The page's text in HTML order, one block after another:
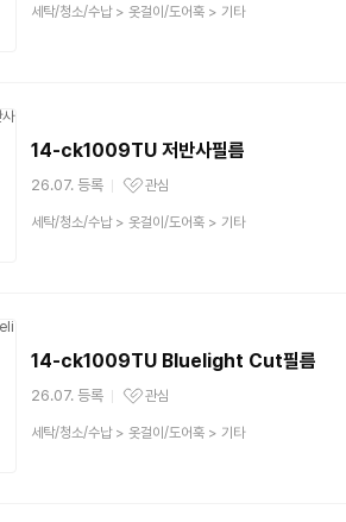
상
세탁/청소/수납> 옷걸이/도어훅> 기타
14-ck1009TU 저반사필름
26.07. 등록
관심상품
관심
상
세탁/청소/수납> 옷걸이/도어훅> 기타
14-ck1009TU Bluelight Cut필름
26.07. 등록
관심상품
관심
상
세탁/청소/수납> 옷걸이/도어훅> 기타